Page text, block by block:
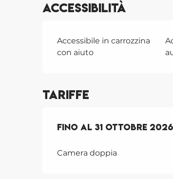
Accessibilità
Accessibile in carrozzina
con aiuto
Tariffe
Dal1 settembre 2025al
Fino al 31 ottobre 2026
Camera doppia